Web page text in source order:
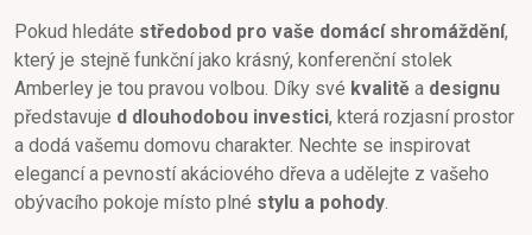
Pokud hledáte středobod pro vaše domácí shromáždění,
který je stejně funkční jako krásný, konferenční stolek
Amberley je tou pravou volbou. Díky své kvalitě a designu
představuje d dlouhodobou investici, která rozjasní prostor
a dodá vašemu domovu charakter. Nechte se inspirovat
elegancí a pevností akáciového dřeva a udělejte z vašeho
obývacího pokoje místo plné stylu a pohody